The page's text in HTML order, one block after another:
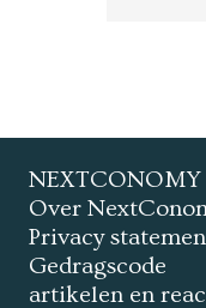
NEXTCONOMY
Over
Privacy
Gedragscode
artikelen en